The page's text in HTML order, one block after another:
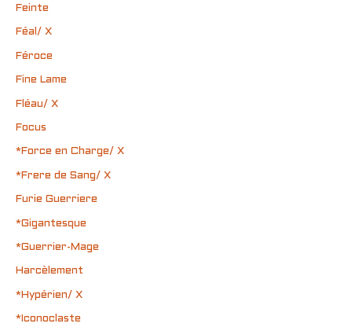
Feinte
Féal/ X
Féroce
Fine Lame
Fléau/ X
Focus
*Force en Charge/ X
*Frere de Sang/ X
Furie Guerriere
*Gigantesque
*Guerrier-Mage
Harcèlement
*Hypérien/ X
*Iconoclaste